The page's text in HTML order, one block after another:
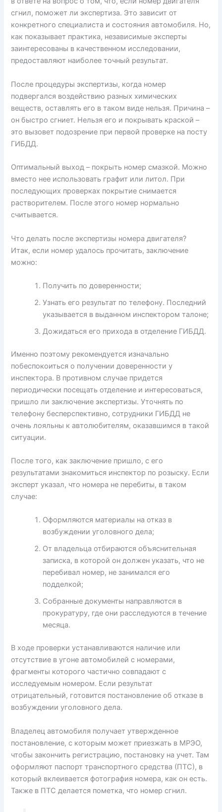
сгнил, поможет ли экспертиза. Это зависит от
конкретного специалиста и состояния автомобиля. Но,
как показывает практика, независимые эксперты
заинтересованы в качественном исследовании,
предоставляют наиболее точный результат.
После процедуры экспертизы, когда номер
подвергался воздействию разных химических
веществ, оставлять его в таком виде нельзя. Причина –
он быстро сгниет. Нельзя его и покрывать краской –
это вызовет подозрение при первой проверке на посту
ГИБДД.
Оптимальный выход – покрыть номер смазкой. Можно
вместо нее использовать графит или литол. При
последующих проверках покрытие снимается
растворителем. После этого номер нормально
считывается.
Что делать после экспертизы номера двигателя?
Итак, если номер удалось прочитать, заключение
можно:
Получить по доверенности;
Узнать его результат по телефону. Последний
указывается в выданном инспектором талоне;
Дожидаться его прихода в отделение ГИБДД.
Именно поэтому рекомендуется изначально
побеспокоиться о получении доверенности у
инспектора. В противном случае придется
периодически посещать отделение и интересоваться,
пришло ли заключение экспертизы. Уточнять по
телефону бесперспективно, сотрудники ГИБДД не
очень лояльны к автолюбителям, оказавшимся в такой
ситуации.
После того, как заключение пришло, с его
результатами знакомиться инспектор по розыску. Если
эксперт указал, что номера не перебиты, в таком
случае:
Оформляются материалы на отказ в
возбуждении уголовного дела;
От владельца отбираются объяснительная
записка, в которой он должен указать, что не
перебивал номер, не занимался его
подделкой;
Собранные документы направляются в
прокуратуру, где они расследуются в течение
месяца.
В ходе проверки устанавливаются наличие или
отсутствие в угоне автомобилей с номерами,
фрагменты которого частично совпадают с
исследуемым номером. Если результат
отрицательный, готовится постановление об отказе в
возбуждении уголовного дела.
Владелец автомобиля получает утвержденное
постановление, с которым может приезжать в МРЭО,
чтобы закончить регистрацию, постановку на учет. Там
оформляют паспорт транспортного средства (ПТС), в
который вклеивается фотография номера, как он есть.
Также в ПТС делается пометка, что номер сгнил.